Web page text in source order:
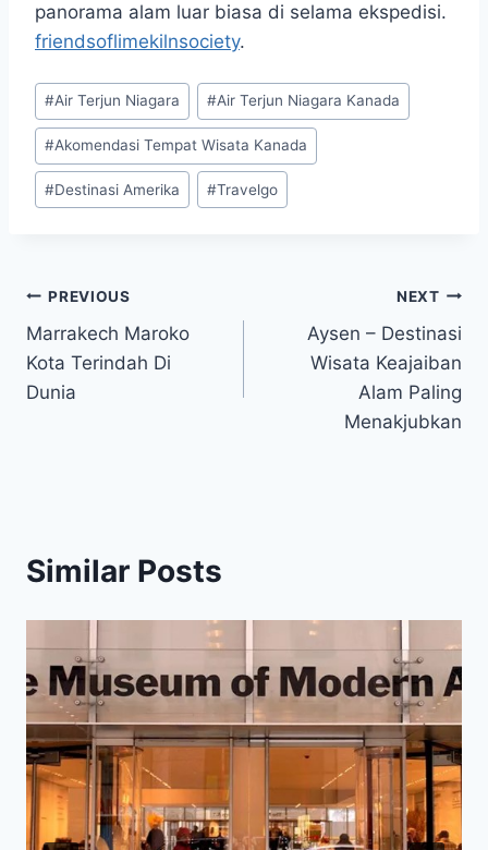
panorama alam luar biasa di selama ekspedisi.
friendsoflimekilnsociety.
Post
Tags:
#Air Terjun Niagara #Air Terjun Niagara Kanada
#Akomendasi Tempat Wisata Kanada
#Destinasi Amerika #Travelgo
Post
navigation
PREVIOUS
Marrakech Maroko
Kota Terindah Di
Dunia
NEXT
Aysen – Destinasi
Wisata Keajaiban
Alam Paling
Menakjubkan
Similar Posts